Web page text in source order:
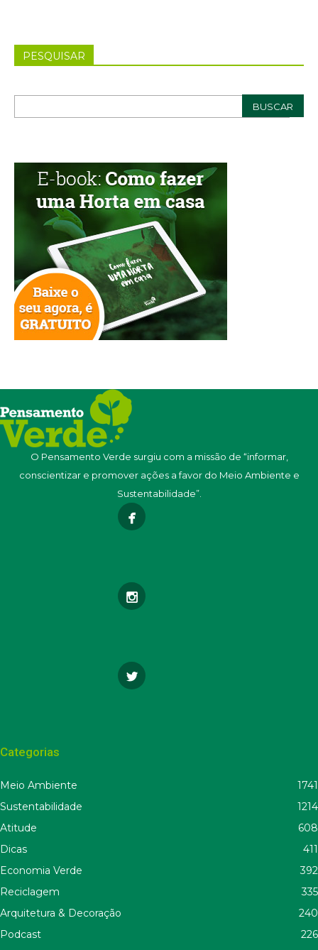
PESQUISAR
O Pensamento Verde surgiu com a missão de “informar,
conscientizar e promover ações a favor do Meio Ambiente e
Sustentabilidade”.
Categorias
Meio Ambiente
1741
Sustentabilidade
1214
Atitude
608
Dicas
411
Economia Verde
392
Reciclagem
335
Arquitetura & Decoração
240
Podcast
226